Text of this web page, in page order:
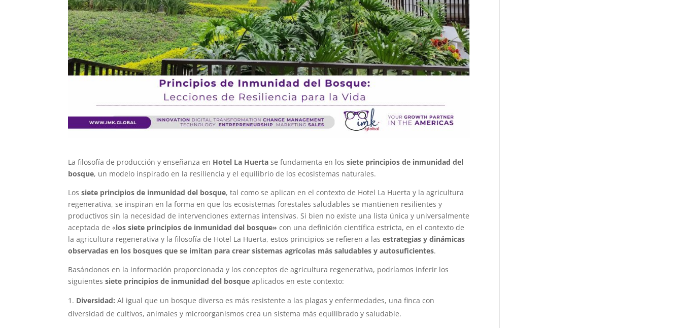
La filosofía de producción y enseñanza en Hotel La Huerta se fundamenta en lossiete principios de inmunidad del
bosque, un modelo inspirado en la resiliencia y el equilibrio de los ecosistemas naturales.
Lossiete principios de inmunidad del bosque, tal como se aplican en el contexto de Hotel La Huerta y la agricultura
regenerativa, se inspiran en la forma en que los ecosistemas forestales saludables se mantienen resilientes y
productivos sin la necesidad de intervenciones externas intensivas. Si bien no existe una lista única y universalmente
aceptada de «los siete principios de inmunidad del bosque» con una definición científica estricta, en el contexto de
la agricultura regenerativa y la filosofía de Hotel La Huerta, estos principios se refieren a lasestrategias y dinámicas
observadas en los bosques que se imitan para crear sistemas agrícolas más saludables y autosuficientes.
Basándonos en la información proporcionada y los conceptos de agricultura regenerativa, podríamos inferir los
siguientessiete principios de inmunidad del bosque aplicados en este contexto:
Diversidad: Al igual que un bosque diverso es más resistente a las plagas y enfermedades, una finca con
diversidad de cultivos, animales y microorganismos crea un sistema más equilibrado y saludable.